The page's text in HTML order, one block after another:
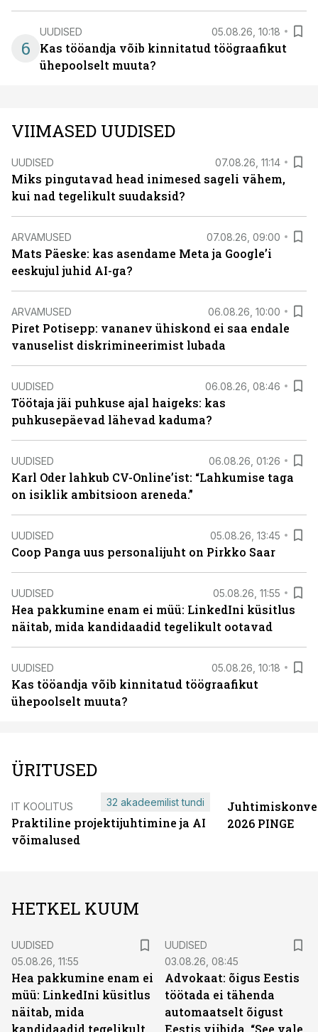
6
UUDISED 05.08.26, 10:18
Kas tööandja võib kinnitatud töögraafikut
ühepoolselt muuta?
VIIMASED UUDISED
UUDISED 07.08.26, 11:14
Miks pingutavad head inimesed sageli vähem,
kui nad tegelikult suudaksid?
ARVAMUSED 07.08.26, 09:00
Mats Päeske: kas asendame Meta ja Google’i
eeskujul juhid AI-ga?
ARVAMUSED 06.08.26, 10:00
Piret Potisepp: vananev ühiskond ei saa endale
vanuselist diskrimineerimist lubada
UUDISED 06.08.26, 08:46
Töötaja jäi puhkuse ajal haigeks: kas
puhkusepäevad lähevad kaduma?
UUDISED 06.08.26, 01:26
Karl Oder lahkub CV-Online’ist: “Lahkumise taga
on isiklik ambitsioon areneda.”
UUDISED 05.08.26, 13:45
Coop Panga uus personalijuht on Pirkko Saar
UUDISED 05.08.26, 11:55
Hea pakkumine enam ei müü: LinkedIni küsitlus
näitab, mida kandidaadid tegelikult ootavad
UUDISED 05.08.26, 10:18
Kas tööandja võib kinnitatud töögraafikut
ühepoolselt muuta?
ÜRITUSED
IT KOOLITUS
Praktiline projektijuhtimine ja AI
võimalused
32 akadeemilist tundi
2026 PINGE
HETKEL KUUM
UUDISED
05.08.26, 11:55
Hea pakkumine enam ei
müü: LinkedIni küsitlus
näitab, mida
kandidaadid tegelikult
UUDISED
03.08.26, 08:45
Advokaat: õigus Eestis
töötada ei tähenda
automaatselt õigust
Eestis viibida. “See vale